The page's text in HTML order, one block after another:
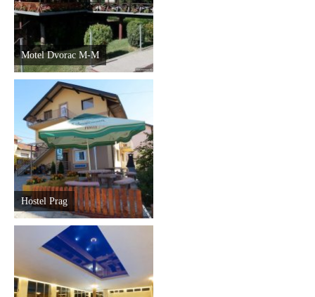
Destinacije
Spisak destinacija
Mapa destinacija
Manifestacije
Smještaj
Multimedija
Foto
Video
Motel Dvorac M-M
Hostel Prag